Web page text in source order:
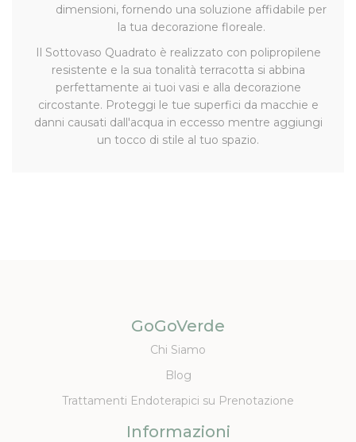
dimensioni, fornendo una soluzione affidabile per
la tua decorazione floreale.
Il Sottovaso Quadrato è realizzato con polipropilene
resistente e la sua tonalità terracotta si abbina
perfettamente ai tuoi vasi e alla decorazione
circostante. Proteggi le tue superfici da macchie e
danni causati dall'acqua in eccesso mentre aggiungi
un tocco di stile al tuo spazio.
GoGoVerde
Chi Siamo
Blog
Trattamenti Endoterapici su Prenotazione
Informazioni